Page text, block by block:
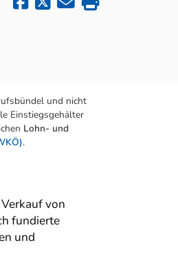
und nicht
Einstiegsgehälter
Lohn- und
.
von
fundierte
und